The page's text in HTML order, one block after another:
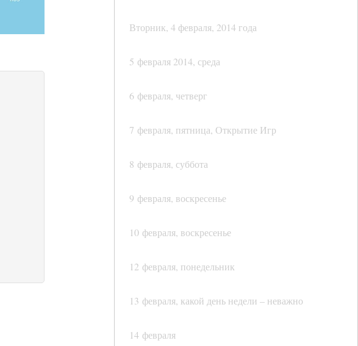
Вторник, 4 февраля, 2014 года
5 февраля 2014, среда
6 февраля, четверг
7 февраля, пятница, Открытие Игр
8 февраля, суббота
9 февраля, воскресенье
10 февраля, воскресенье
12 февраля, понедельник
13 февраля, какой день недели – неважно
14 февраля